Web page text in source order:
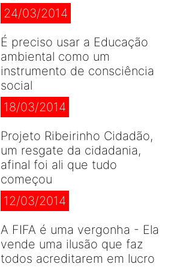
24/03/2014
É preciso usar a Educação
ambiental como um
instrumento de consciência
social
18/03/2014
Projeto Ribeirinho Cidadão,
um resgate da cidadania,
afinal foi ali que tudo
começou
12/03/2014
A FIFA é uma vergonha - Ela
vende uma ilusão que faz
todos acreditarem em lucro